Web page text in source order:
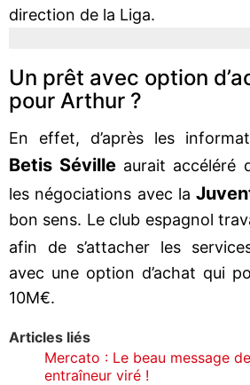
direction de la Liga.
Un prêt avec option
pour Arthur ?
En effet, d’après les
Betis Séville aurait accéléré
les négociations avec la
bon sens. Le club espagnol
afin de s’attacher les
avec une option d’achat qui
10M€.
Articles liés
Mercato : Le beau message
entraîneur viré !